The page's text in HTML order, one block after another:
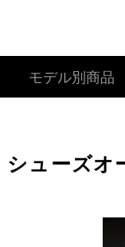
モデル別商品
シューズオ